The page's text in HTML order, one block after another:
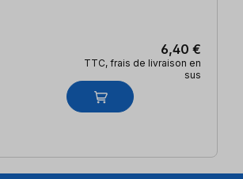
6,40 €
TTC, frais de livraison en
sus